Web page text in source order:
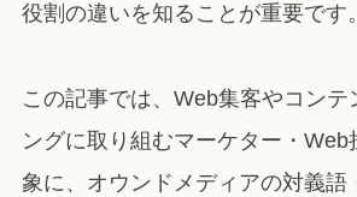
役割の違いを知ることが重要です。
この記事では、Web集客やコンテ
ングに取り組むマーケター・Web
象に、オウンドメディアの対義語